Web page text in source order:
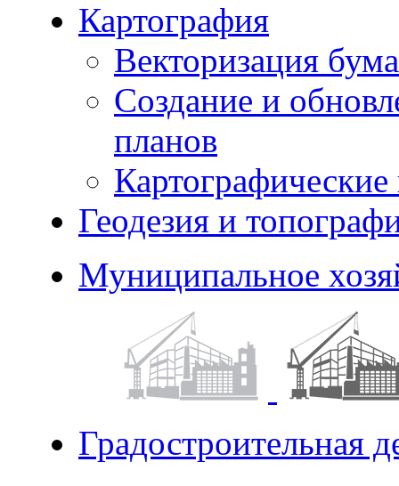
Картография
Векторизация
Создание и
планов
Геодезия и
Муниципальное
Градостроительная